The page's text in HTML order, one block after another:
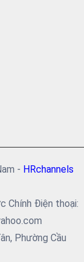
- HRchannels
Chính Điện thoại:
Phường Cầu